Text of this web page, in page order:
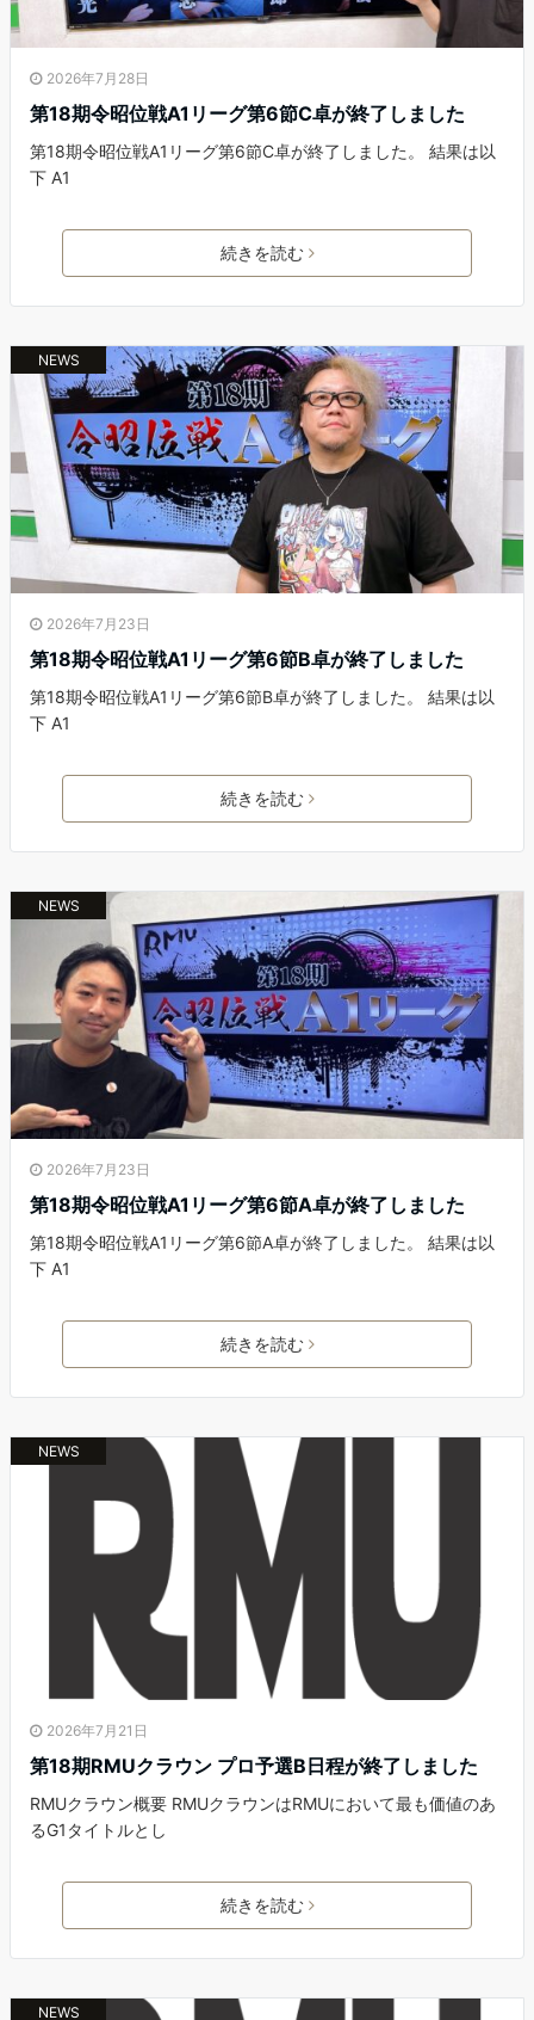
2026年7月28日
第18期令昭位戦A1リーグ第6節C卓が終了しました
第18期令昭位戦A1リーグ第6節C卓が終了しました。 結果は以
下 A1
続きを読む
NEWS
2026年7月23日
第18期令昭位戦A1リーグ第6節B卓が終了しました
第18期令昭位戦A1リーグ第6節B卓が終了しました。 結果は以
下 A1
続きを読む
NEWS
2026年7月23日
第18期令昭位戦A1リーグ第6節A卓が終了しました
第18期令昭位戦A1リーグ第6節A卓が終了しました。 結果は以
下 A1
続きを読む
NEWS
2026年7月21日
第18期RMUクラウン プロ予選B日程が終了しました
RMUクラウン概要 RMUクラウンはRMUにおいて最も価値のあ
るG1タイトルとし
続きを読む
NEWS